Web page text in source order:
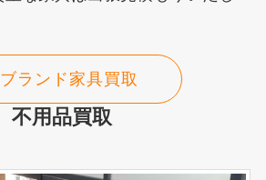
ブランド家具買取
不用品買取